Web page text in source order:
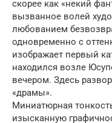
скорее как «некий
вызванное волей
любованием
одновременно с
изображает первый
находился возле
вечером. Здесь
«драмы».
Миниатюрная
изысканную